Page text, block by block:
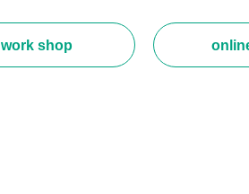
work shop